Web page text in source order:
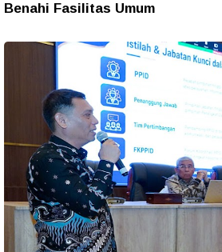
Benahi Fasilitas Umum